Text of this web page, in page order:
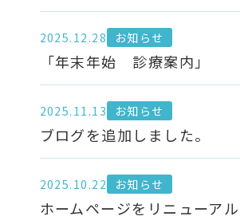
2025.12.28 お知らせ
「年末年始 診療案内」
2025.11.13 お知らせ
ブログを追加しました。
2025.10.22 お知らせ
ホームページをリニューア